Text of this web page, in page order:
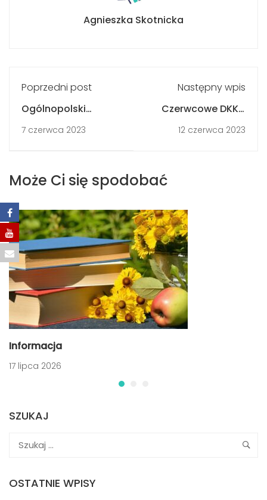
Agnieszka Skotnicka
Poprzedni post
Ogólnopolski
Tydzień Czytania
7 czerwca 2023
Następny wpis
Czerwcowe DKK z
rodziną Janssonów
12 czerwca 2023
Może Ci się spodobać
Informacja
17 lipca 2026
SZUKAJ
OSTATNIE WPISY